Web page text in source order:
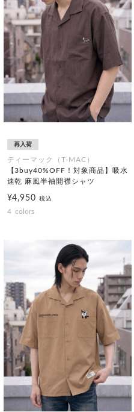
再入荷
ティーマック（T-MAC）
【3buy40%OFF！対象商品】吸水
速乾 麻風半袖開襟シャツ
¥4,950税込
4 colors